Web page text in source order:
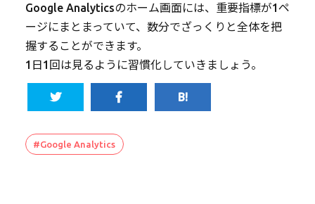
Google Analyticsのホーム画面には、重要指標が1ペ
ージにまとまっていて、数分でざっくりと全体を把
握することができます。
1日1回は見るように習慣化していきましょう。
#Google Analytics